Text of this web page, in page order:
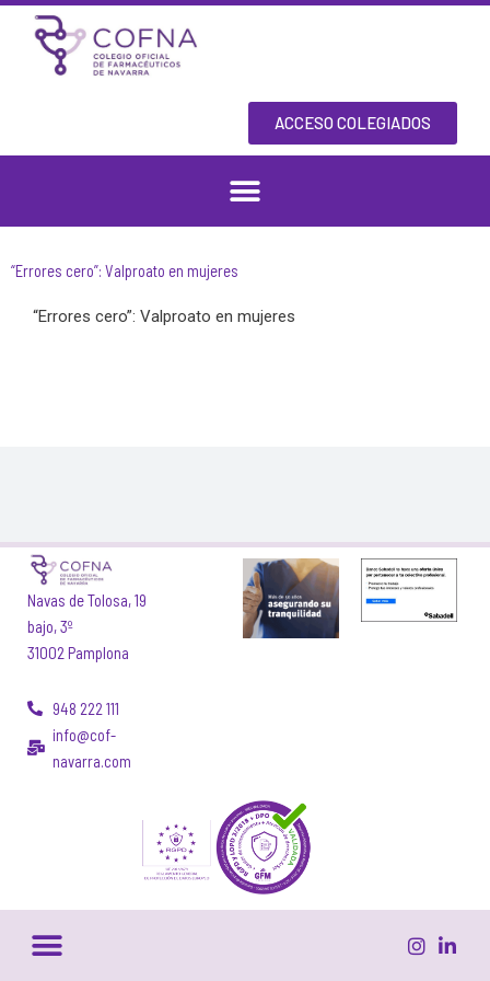
Skip
content
ACCESO COLEGIADOS
“Errores cero”: Valproato en mujeres
“Errores cero”: Valproato en mujeres
Navas de Tolosa, 19
bajo, 3º
31002 Pamplona
948 222 111
info@cof-
navarra.com